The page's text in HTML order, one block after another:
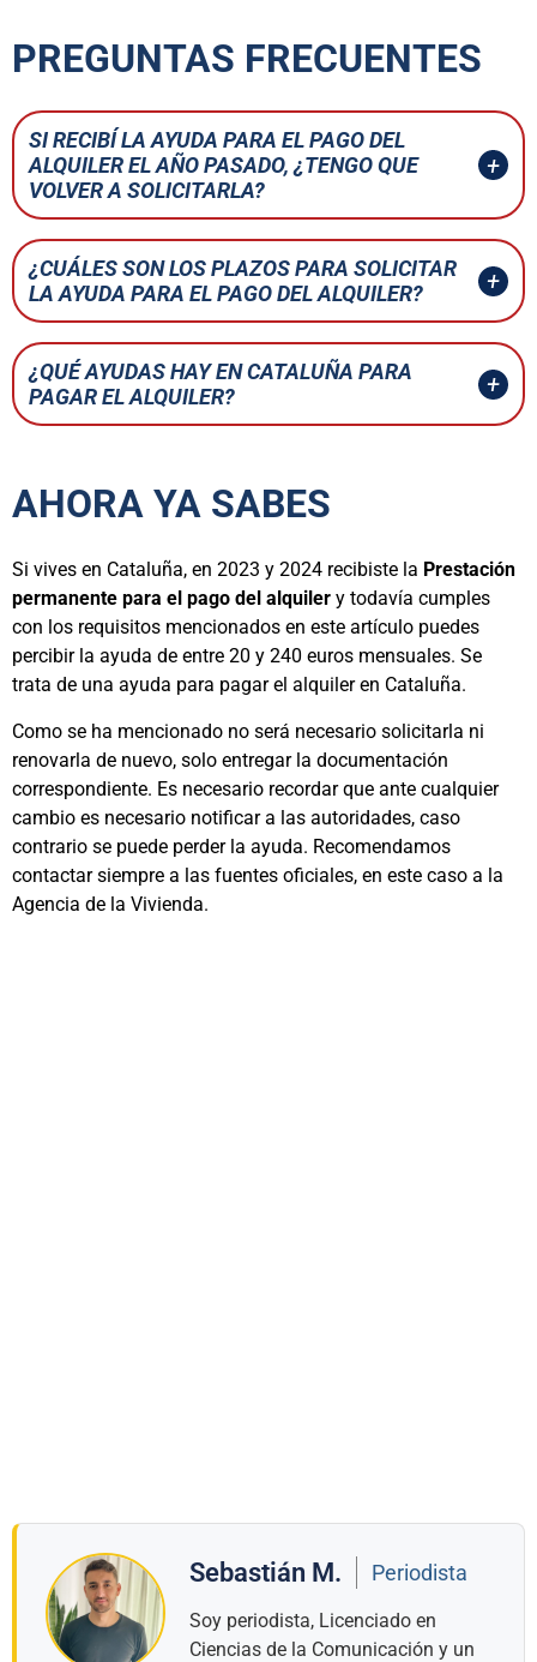
PREGUNTAS FRECUENTES
SI RECIBÍ LA AYUDA PARA EL PAGO DEL
ALQUILER EL AÑO PASADO, ¿TENGO QUE
VOLVER A SOLICITARLA?
¿CUÁLES SON LOS PLAZOS PARA SOLICITAR
LA AYUDA PARA EL PAGO DEL ALQUILER?
¿QUÉ AYUDAS HAY EN CATALUÑA PARA
PAGAR EL ALQUILER?
AHORA YA SABES
Si vives en Cataluña, en 2023 y 2024 recibiste la Prestación
permanente para el pago del alquiler y todavía cumples
con los requisitos mencionados en este artículo puedes
percibir la ayuda de entre 20 y 240 euros mensuales. Se
trata de una ayuda para pagar el alquiler en Cataluña.
Como se ha mencionado no será necesario solicitarla ni
renovarla de nuevo, solo entregar la documentación
correspondiente. Es necesario recordar que ante cualquier
cambio es necesario notificar a las autoridades, caso
contrario se puede perder la ayuda. Recomendamos
contactar siempre a las fuentes oficiales, en este caso a la
Agencia de la Vivienda.
Sebastián M. Periodista
Soy periodista, Licenciado en
Ciencias de la Comunicación y un